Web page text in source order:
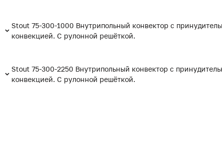
Stout 75-300-1000 Внутрипольный конвектор с
конвекцией. С рулонной решёткой.
Stout 75-300-2250 Внутрипольный конвектор с
конвекцией. С рулонной решёткой.